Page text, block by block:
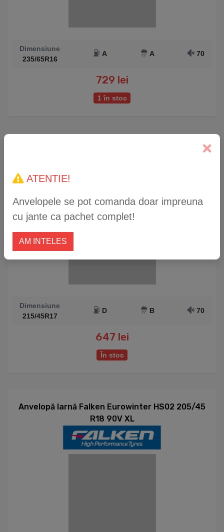
Dimensiune
235/65R16
A A 70
729 lei
1 în stoc
Anvelopă Iarnă Falken Eurowinter HS02 215/45
Dimensiune
215/45R17
D B 70
647 lei
În stoc
Anvelopă Iarnă Falken Eurowinter HS02 205/45
R18 90V XL
ATENTIE!
Anvelopele se pot comanda doar impreuna
cu jante ca pachet complet!
AM INTELES